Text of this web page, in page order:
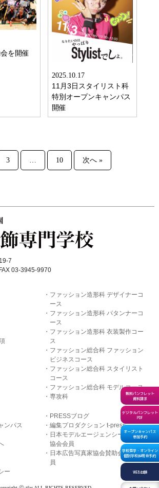
を開催
2025.10.17
11月3日スタイリスト科
特別オープンキャンパス
開催
3 … 10 次へ »
7
03-3945-9970
ファッション造形科 デザイナーコ
ース
ファッション造形科 パタンナーコ
ース
ファッション造形科 衣装製作コー
ス
ファッション総合科 ファッション
ビジネスコース
ファッション総合科 スタイリスト
コース
ファッション総合科 モデルコース
専攻科
ンパス
ー
PRESSブログ
編集プロダクション t-press
日本モデルエージェンシー
協会会員
日本広告写真家協会賛助会
員
無料パンフレット
資料請求
デジタルパンフレット
PDF
オープンキャンパス
参加予約
学校見学・オンライン
個別学校説明会予約
WEB出願